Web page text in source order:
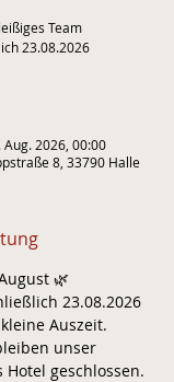
Team
23.08.2026
Aug. 2026, 00:00
8, 33790 Halle
🌿
23.08.2026
Auszeit.
unser
Hotel geschlossen.